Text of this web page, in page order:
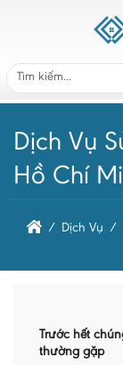
Dịch Vụ
Hồ Chí
Dịch Vụ
Trước hết
thường gặp